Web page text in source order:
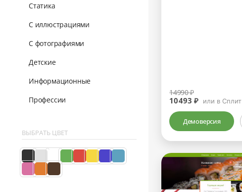
Статика
С иллюстрациями
С фотографиями
Детские
Информационные
Профессии
ВЫБРАТЬ ЦВЕТ
14990 ₽
10493 ₽ или в Сплит
Демоверсия